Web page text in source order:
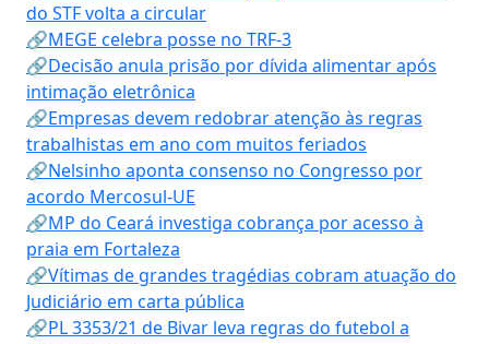
do STF volta a circular
🔗MEGE celebra posse no TRF-3
🔗Decisão anula prisão por dívida alimentar após
intimação eletrônica
🔗Empresas devem redobrar atenção às regras
trabalhistas em ano com muitos feriados
🔗Nelsinho aponta consenso no Congresso por
acordo Mercosul-UE
🔗MP do Ceará investiga cobrança por acesso à
praia em Fortaleza
🔗Vítimas de grandes tragédias cobram atuação do
Judiciário em carta pública
🔗PL 3353/21 de Bivar leva regras do futebol a